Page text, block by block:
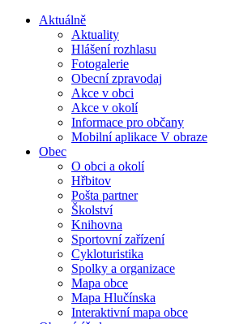
Aktuálně
Aktuality
Hlášení rozhlasu
Fotogalerie
Obecní zpravodaj
Akce v obci
Akce v okolí
Informace pro občany
Mobilní aplikace V obraze
Obec
O obci a okolí
Hřbitov
Pošta partner
Školství
Knihovna
Sportovní zařízení
Cykloturistika
Spolky a organizace
Mapa obce
Mapa Hlučínska
Interaktivní mapa obce